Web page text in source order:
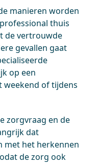
manieren worden
thuis
de vertrouwde
gevallen gaat
op een
weekend of tijdens
zorgvraag en de
dat
met het herkennen
de zorg ook